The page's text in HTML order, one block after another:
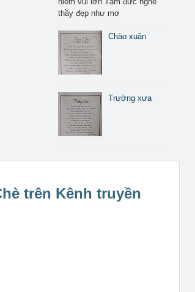
thầy đẹp như mơ
Chào xuân
Trường xưa
trên Kênh truyền